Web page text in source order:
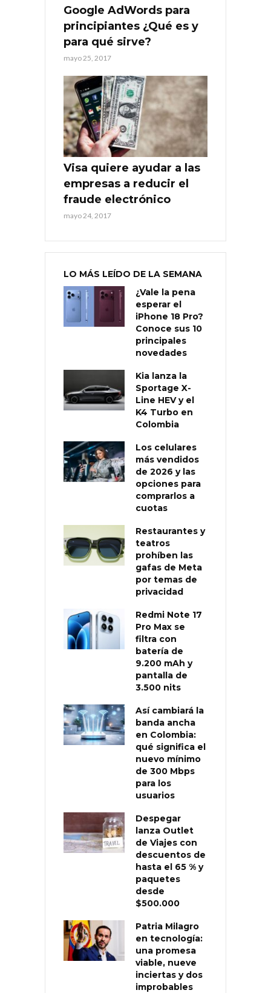
Google AdWords para
principiantes ¿Qué es y
para qué sirve?
mayo 25, 2017
Visa quiere ayudar a las
empresas a reducir el
fraude electrónico
mayo 24, 2017
LO MÁS LEÍDO DE LA SEMANA
¿Vale la pena
esperar el
iPhone 18 Pro?
Conoce sus 10
principales
novedades
Kia lanza la
Sportage X-
Line HEV y el
K4 Turbo en
Colombia
Los celulares
más vendidos
de 2026 y las
opciones para
comprarlos a
cuotas
Restaurantes y
teatros
prohíben las
gafas de Meta
por temas de
privacidad
Redmi Note 17
Pro Max se
filtra con
batería de
9.200 mAh y
pantalla de
3.500 nits
Así cambiará la
banda ancha
en Colombia:
qué significa el
nuevo mínimo
de 300 Mbps
para los
usuarios
Despegar
lanza Outlet
de Viajes con
descuentos de
hasta el 65 % y
paquetes
desde
$500.000
Patria Milagro
en tecnología:
una promesa
viable, nueve
inciertas y dos
improbables